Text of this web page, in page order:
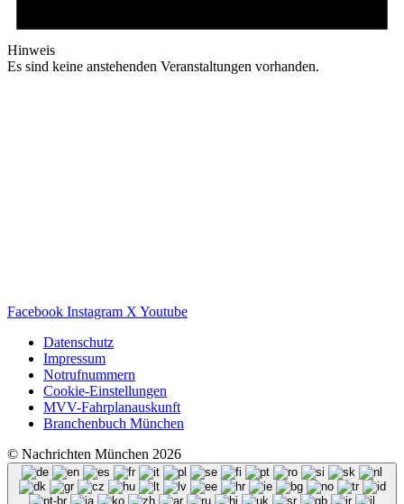
Hinweis
Es sind keine anstehenden Veranstaltungen vorhanden.
Facebook Instagram X Youtube
Datenschutz
Impressum
Notrufnummern
Cookie-Einstellungen
MVV-Fahrplanauskunft
Branchenbuch München
© Nachrichten München 2026